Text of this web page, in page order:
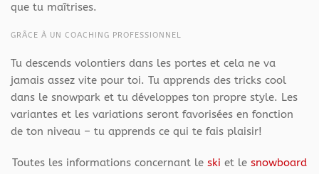
que tu maîtrises.
GRÂCE À UN COACHING PROFESSIONNEL
Tu descends volontiers dans les portes et cela ne va
jamais assez vite pour toi. Tu apprends des tricks cool
dans le snowpark et tu développes ton propre style. Les
variantes et les variations seront favorisées en fonction
de ton niveau – tu apprends ce qui te fais plaisir!
Toutes les informations concernant le ski et le snowboard